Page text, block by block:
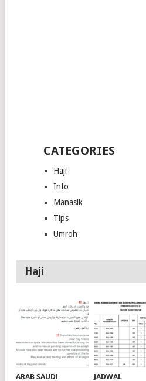
CATEGORIES
Haji
Info
Manasik
Tips
Umroh
Haji
ARAB SAUDI JADWAL